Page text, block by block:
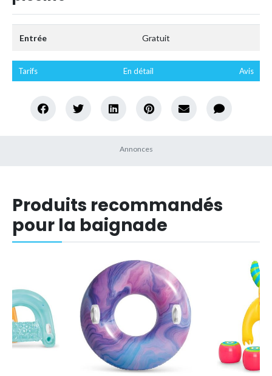
Entrée Gratuit
Tarifs En détail Avis
Produits recommandés
pour la baignade